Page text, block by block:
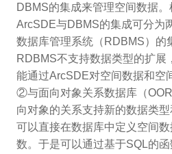
DBMS的集成来管理空间数据。
ArcSDE与DBMS的集成可分为
数据库管理系统（RDBMS）的
RDBMS不支持数据类型的扩展
能通过ArcSDE对空间数据和空
②与面向对象关系数据库（
向对象的关系支持新的数据类
可以直接在数据库中定义空间
数。于是可以通过基于SQL的函